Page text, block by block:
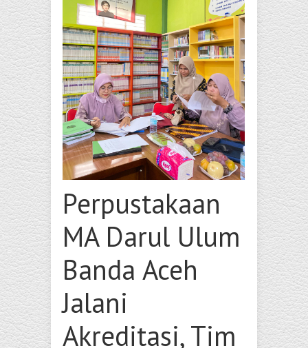
Perpustakaan
MA Darul Ulum
Banda Aceh
Jalani
Akreditasi, Tim